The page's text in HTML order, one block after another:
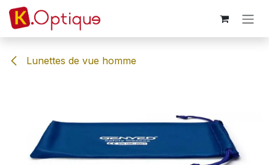
Se rendre au contenu
Lunettes de vue homme